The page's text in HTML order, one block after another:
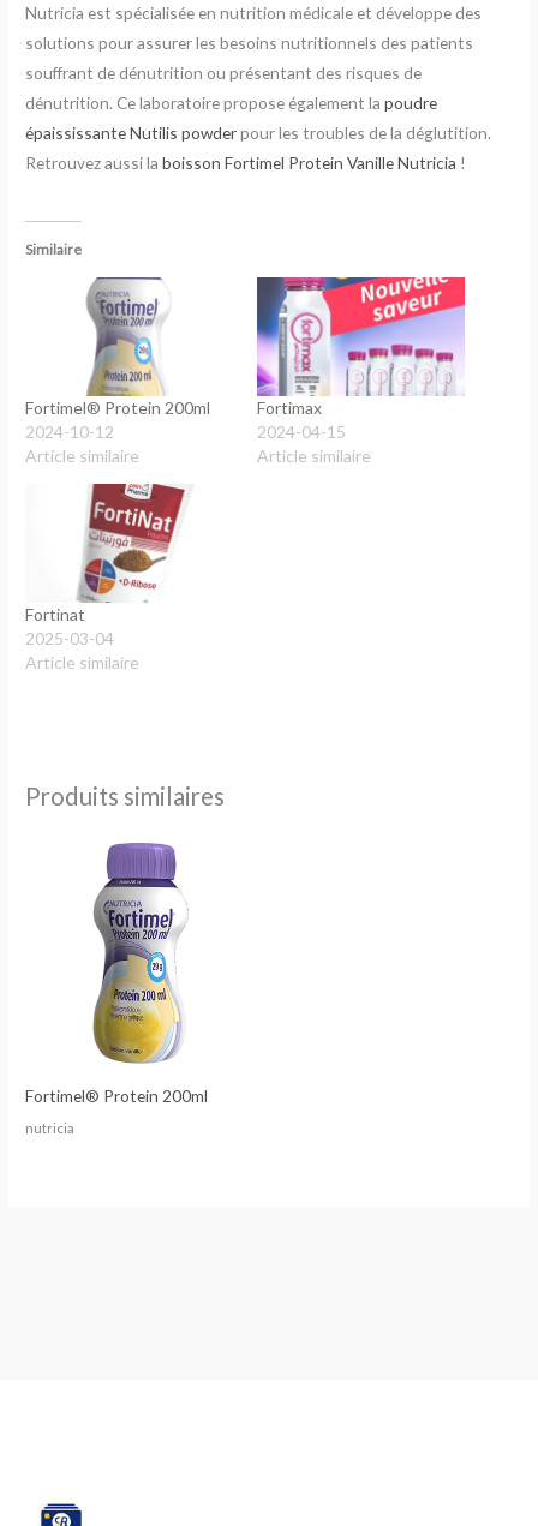
Nutricia est spécialisée en nutrition médicale et développe des
solutions pour assurer les besoins nutritionnels des patients
souffrant de dénutrition ou présentant des risques de
dénutrition. Ce laboratoire propose également lapoudre
épaississante Nutilis powderpour les troubles de la déglutition.
Retrouvez aussi laboisson Fortimel Protein Vanille Nutricia !
Similaire
Fortimel® Protein 200ml
2024-10-12
Article similaire
Fortimax
2024-04-15
Article similaire
Fortinat
2025-03-04
Article similaire
Produits similaires
Fortimel® Protein 200ml
nutricia